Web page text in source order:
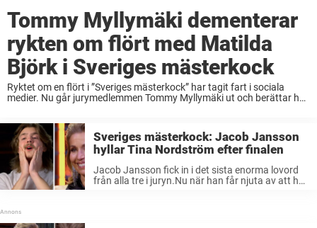
Tommy Myllymäki dementerar
rykten om flört med Matilda
Björk i Sveriges mästerkock
Ryktet om en flört i ”Sveriges mästerkock” har tagit fart i sociala
medier. Nu går jurymedlemmen Tommy Myllymäki ut och berättar hur
Sveriges mästerkock: Jacob Jansson
hyllar Tina Nordström efter finalen
Jacob Jansson fick in i det sista enorma lovord
från alla tre i juryn.Nu när han får njuta av att ha